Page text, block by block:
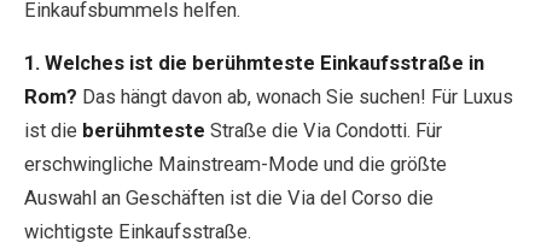
Einkaufsbummels helfen.
1. Welches ist die berühmteste Einkaufsstraße in
Rom? Das hängt davon ab, wonach Sie suchen! Für Luxus
ist die berühmteste Straße die Via Condotti. Für
erschwingliche Mainstream-Mode und die größte
Auswahl an Geschäften ist die Via del Corso die
wichtigste Einkaufsstraße.